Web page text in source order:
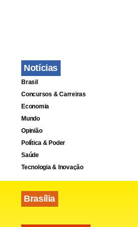
Notícias
Brasil
Concursos & Carreiras
Economia
Mundo
Opinião
Política & Poder
Saúde
Tecnologia & Inovação
Brasília